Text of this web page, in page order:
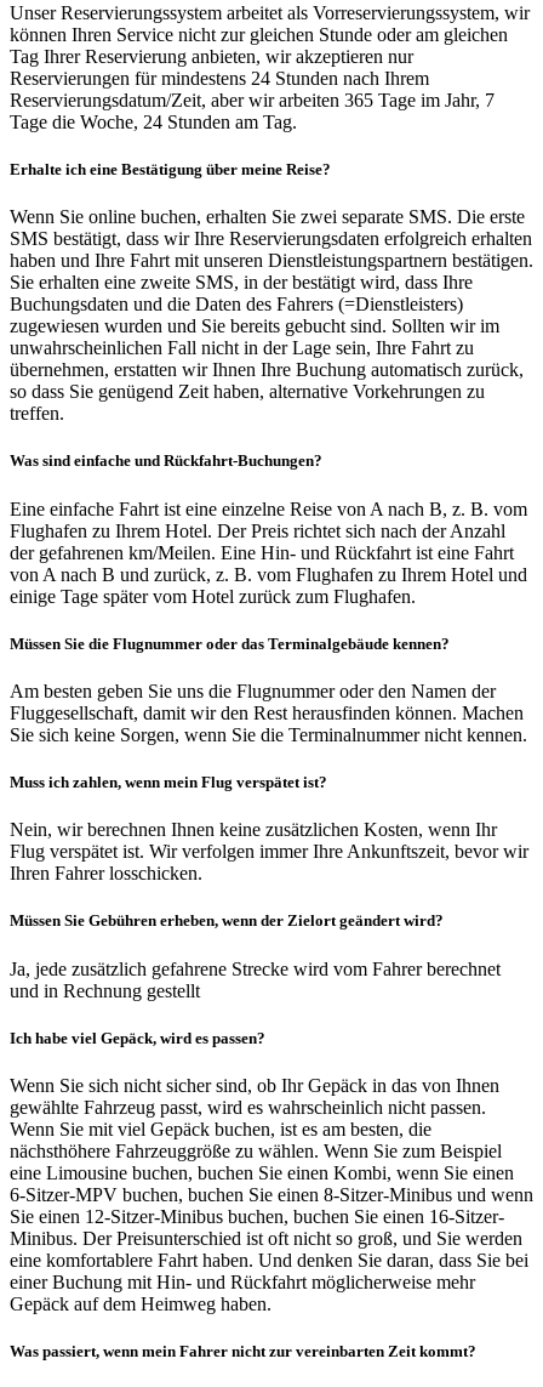
Unser Reservierungssystem arbeitet als Vorreservierungssystem, wir
können Ihren Service nicht zur gleichen Stunde oder am gleichen
Tag Ihrer Reservierung anbieten, wir akzeptieren nur
Reservierungen für mindestens 24 Stunden nach Ihrem
Reservierungsdatum/Zeit, aber wir arbeiten 365 Tage im Jahr, 7
Tage die Woche, 24 Stunden am Tag.
Erhalte ich eine Bestätigung über meine Reise?
Wenn Sie online buchen, erhalten Sie zwei separate SMS. Die erste
SMS bestätigt, dass wir Ihre Reservierungsdaten erfolgreich erhalten
haben und Ihre Fahrt mit unseren Dienstleistungspartnern bestätigen.
Sie erhalten eine zweite SMS, in der bestätigt wird, dass Ihre
Buchungsdaten und die Daten des Fahrers (=Dienstleisters)
zugewiesen wurden und Sie bereits gebucht sind. Sollten wir im
unwahrscheinlichen Fall nicht in der Lage sein, Ihre Fahrt zu
übernehmen, erstatten wir Ihnen Ihre Buchung automatisch zurück,
so dass Sie genügend Zeit haben, alternative Vorkehrungen zu
treffen.
Was sind einfache und Rückfahrt-Buchungen?
Eine einfache Fahrt ist eine einzelne Reise von A nach B, z. B. vom
Flughafen zu Ihrem Hotel. Der Preis richtet sich nach der Anzahl
der gefahrenen km/Meilen. Eine Hin- und Rückfahrt ist eine Fahrt
von A nach B und zurück, z. B. vom Flughafen zu Ihrem Hotel und
einige Tage später vom Hotel zurück zum Flughafen.
Müssen Sie die Flugnummer oder das Terminalgebäude kennen?
Am besten geben Sie uns die Flugnummer oder den Namen der
Fluggesellschaft, damit wir den Rest herausfinden können. Machen
Sie sich keine Sorgen, wenn Sie die Terminalnummer nicht kennen.
Muss ich zahlen, wenn mein Flug verspätet ist?
Nein, wir berechnen Ihnen keine zusätzlichen Kosten, wenn Ihr
Flug verspätet ist. Wir verfolgen immer Ihre Ankunftszeit, bevor wir
Ihren Fahrer losschicken.
Müssen Sie Gebühren erheben, wenn der Zielort geändert wird?
Ja, jede zusätzlich gefahrene Strecke wird vom Fahrer berechnet
und in Rechnung gestellt
Ich habe viel Gepäck, wird es passen?
Wenn Sie sich nicht sicher sind, ob Ihr Gepäck in das von Ihnen
gewählte Fahrzeug passt, wird es wahrscheinlich nicht passen.
Wenn Sie mit viel Gepäck buchen, ist es am besten, die
nächsthöhere Fahrzeuggröße zu wählen. Wenn Sie zum Beispiel
eine Limousine buchen, buchen Sie einen Kombi, wenn Sie einen
6-Sitzer-MPV buchen, buchen Sie einen 8-Sitzer-Minibus und wenn
Sie einen 12-Sitzer-Minibus buchen, buchen Sie einen 16-Sitzer-
Minibus. Der Preisunterschied ist oft nicht so groß, und Sie werden
eine komfortablere Fahrt haben. Und denken Sie daran, dass Sie bei
einer Buchung mit Hin- und Rückfahrt möglicherweise mehr
Gepäck auf dem Heimweg haben.
Was passiert, wenn mein Fahrer nicht zur vereinbarten Zeit kommt?